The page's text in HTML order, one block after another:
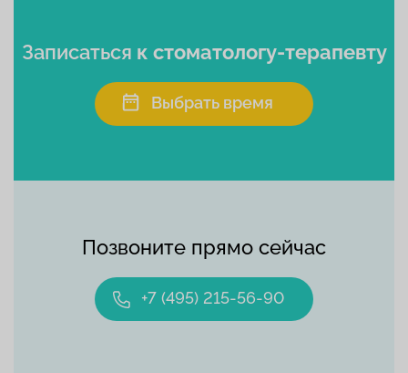
Позвоните прямо сейчас
+7 (495) 215-56-90
Записаться к стоматологу-терапевту
Выбрать время